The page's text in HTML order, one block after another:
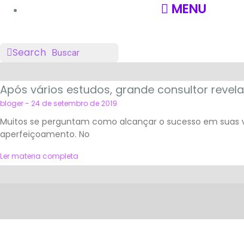
MENU
Search
Após vários estudos, grande consultor
bloger 24 de setembro de 2019
Muitos se perguntam como alcançar o sucesso em
aperfeiçoamento. No
Ler materia completa